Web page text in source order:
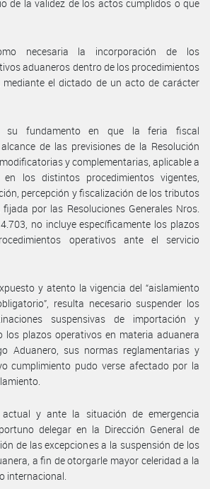
de la validez de los actos cumplidos o que
necesaria la incorporación de los
aduaneros dentro de los procedimientos
mediante el dictado de un acto de carácter
su fundamento en que la feria fiscal
de las previsiones de la Resolución
y complementarias, aplicable a
los distintos procedimientos vigentes,
percepción y fiscalización de los tributos
por las Resoluciones Generales Nros.
no incluye específicamente los plazos
operativos ante el servicio
y atento la vigencia del “aislamiento
resulta necesario suspender los
suspensivas de importación y
los plazos operativos en materia aduanera
Aduanero, sus normas reglamentarias y
cumplimiento pudo verse afectado por la
y ante la situación de emergencia
delegar en la Dirección General de
de las excepciones a la suspensión de los
a fin de otorgarle mayor celeridad a la
internacional.